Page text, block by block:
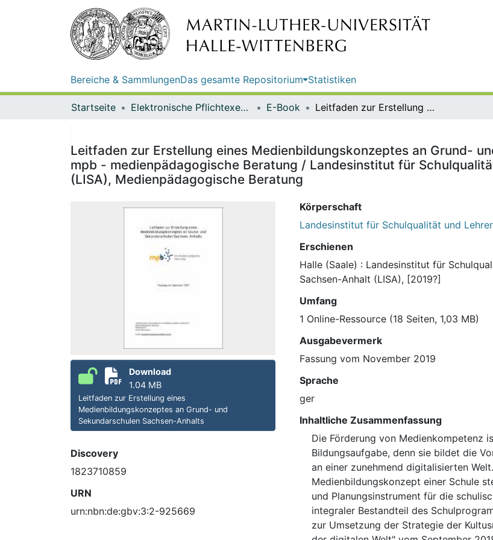
Bereiche & SammlungenDas gesamte Repositorium Statistiken
Startseite Elektronische Pflichtexemplare E-Book Leitfaden zur Erstellung eines Medienbildungskonzeptes an Grund- und Sekundarschulen Sachsen-Anhalts : mpb - medienpädagogische Beratung / Landesinstitut für Schulqualität und Lehrerbildung Sachsen-Anhalt (LISA), Medienpädagogische Beratung
Leitfaden zur Erstellung eines Medienbildungskonzeptes an Grund-
mpb - medienpädagogische Beratung / Landesinstitut für
(LISA), Medienpädagogische Beratung
Download
1.04 MB
Leitfaden zur Erstellung eines
Medienbildungskonzeptes an Grund- und
Sekundarschulen Sachsen-Anhalts
Discovery
1823710859
URN
urn:nbn:de:gbv:3:2-925669
Körperschaft
Landesinstitut für Schulqualität und
Erschienen
Halle (Saale) : Landesinstitut für
Sachsen-Anhalt (LISA), [2019?]
Umfang
1 Online-Ressource (18 Seiten, 1,03 MB)
Ausgabevermerk
Fassung vom November 2019
Sprache
ger
Inhaltliche Zusammenfassung
Die Förderung von Medienkompetenz
Bildungsaufgabe, denn sie bildet die
an einer zunehmend digitalisierten
Medienbildungskonzept einer Schule
und Planungsinstrument für die
integraler Bestandteil des
zur Umsetzung der Strategie der